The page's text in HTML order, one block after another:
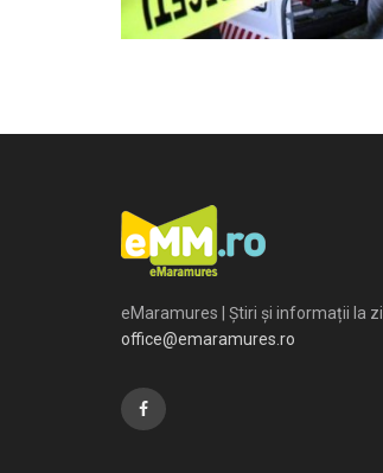
eMaramures | Știri și informații la zi
office@emaramures.ro